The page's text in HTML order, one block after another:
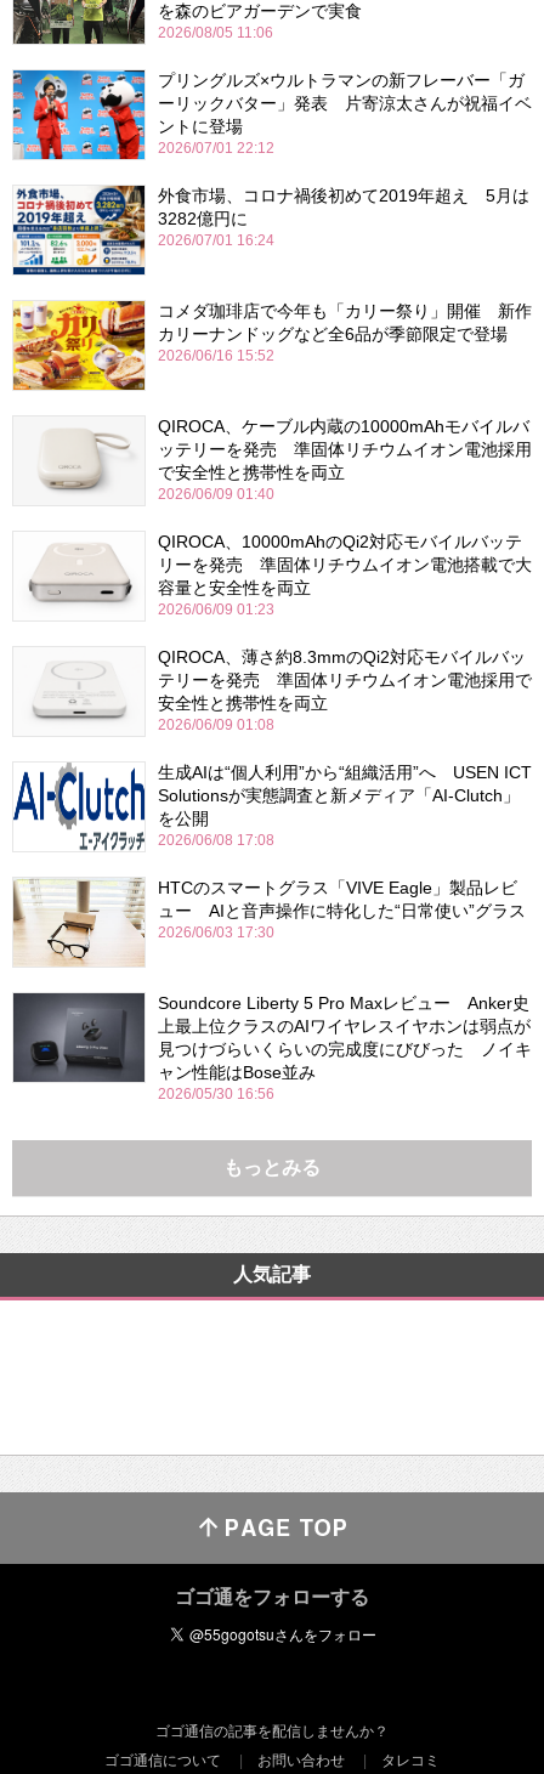
を森のビアガーデンで実食
2026/08/05 11:06
プリングルズ×ウルトラマンの新フレーバー「ガ
ーリックバター」発表 片寄涼太さんが祝福イベ
ントに登場
2026/07/01 22:12
外食市場、コロナ禍後初めて2019年超え 5月は
3282億円に
2026/07/01 16:24
コメダ珈琲店で今年も「カリー祭り」開催 新作
カリーナンドッグなど全6品が季節限定で登場
2026/06/16 15:52
QIROCA、ケーブル内蔵の10000mAhモバイルバ
ッテリーを発売 準固体リチウムイオン電池採用
で安全性と携帯性を両立
2026/06/09 01:40
QIROCA、10000mAhのQi2対応モバイルバッテ
リーを発売 準固体リチウムイオン電池搭載で大
容量と安全性を両立
2026/06/09 01:23
QIROCA、薄さ約8.3mmのQi2対応モバイルバッ
テリーを発売 準固体リチウムイオン電池採用で
安全性と携帯性を両立
2026/06/09 01:08
生成AIは“個人利用”から“組織活用”へ USEN ICT
Solutionsが実態調査と新メディア「AI-Clutch」
を公開
2026/06/08 17:08
HTCのスマートグラス「VIVE Eagle」製品レビ
ュー AIと音声操作に特化した“日常使い”グラス
2026/06/03 17:30
Soundcore Liberty 5 Pro Maxレビュー Anker史
上最上位クラスのAIワイヤレスイヤホンは弱点が
見つけづらいくらいの完成度にびびった ノイキ
ャン性能はBose並み
2026/05/30 16:56
もっとみる
人気記事
ゴゴ通をフォローする
ゴゴ通信の記事を配信しませんか？
ゴゴ通信について
お問い合わせ タレコミ